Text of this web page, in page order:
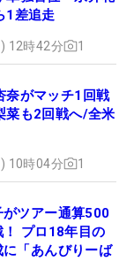
1差追走
12時42分 1
奈がマッチ1回戦
も2回戦へ/全米
10時04分 1
がツアー通算500
プロ18年目の
に「あんびりーば